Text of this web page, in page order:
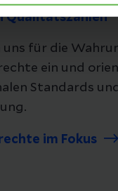
Qualitätszahlen
für die
ein und
Standards
im Fokus